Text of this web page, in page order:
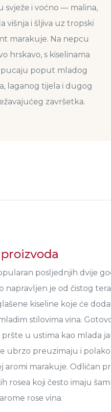
svježe i voćno — malina,
višnja i šljiva uz tropski
marakuje. Na nepcu
hrskavo, s kiselinama
pucaju poput mladog
laganog tijela i dugog
završetka.
posljednjih dvije
napravljen je od čistog
kiseline koje će
stilovima vina.
pršte u ustima kao mlada
ubrzo preuzimaju i
aromi marakuje. Odličan
rosea koji često imaju
rose vina.